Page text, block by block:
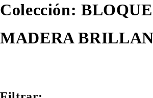
Colección:
MADERA